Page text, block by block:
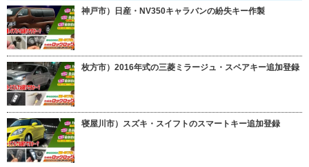
神戸市）日産・NV350キャラバンの紛失キー作製
枚方市）2016年式の三菱ミラージュ・スペアキー追加登録
寝屋川市）スズキ・スイフトのスマートキー追加登録